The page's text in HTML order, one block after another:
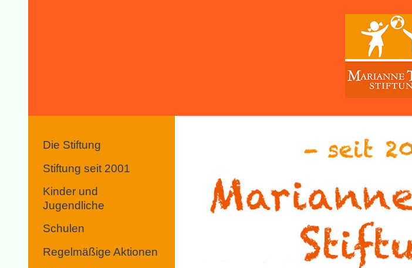
Die Stiftung
Stiftung seit 2001
Kinder und
Jugendliche
Schulen
Regelmäßige Aktionen